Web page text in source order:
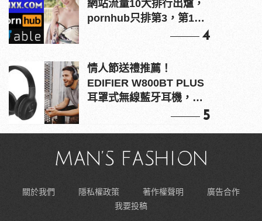
網站流量10大排行出爐，
pornhub只排第3，第1名
4
情人節送禮推薦！
EDIFIER W800BT PLUS
耳罩式無線藍牙耳機，在
5
關於我們 隱私權政策 著作權聲明
廣告合作
我要投稿